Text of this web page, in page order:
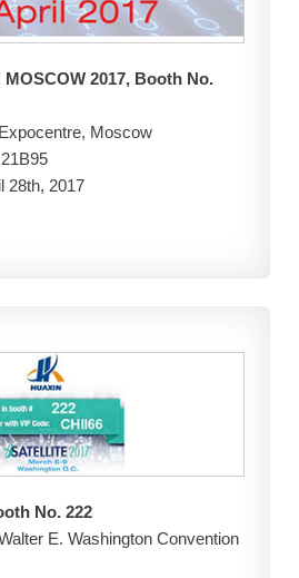
2017, Booth No.
Moscow
28th, 2017
No. 222
E. Washington Convention